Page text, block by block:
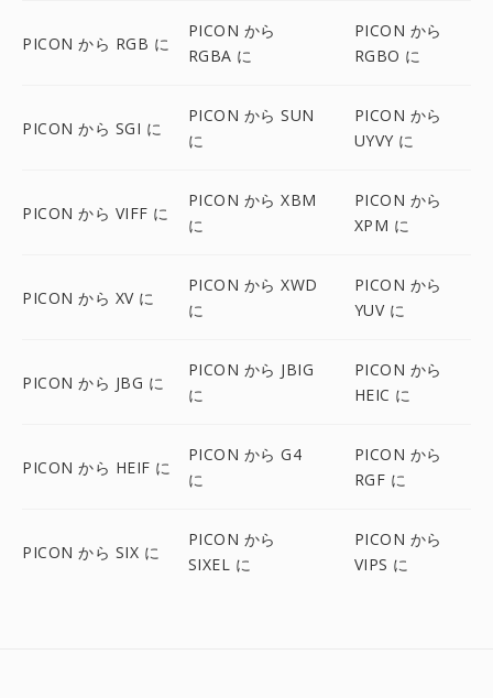
PICON から RGB に
PICON から
RGBA に
PICON から
RGBO に
PICON から SGI に
PICON から SUN
に
PICON から
UYVY に
PICON から VIFF に
PICON から XBM
に
PICON から
XPM に
PICON から XV に
PICON から XWD
に
PICON から
YUV に
PICON から JBG に
PICON から JBIG
に
PICON から
HEIC に
PICON から HEIF に
PICON から G4
に
PICON から
RGF に
PICON から SIX に
PICON から
SIXEL に
PICON から
VIPS に